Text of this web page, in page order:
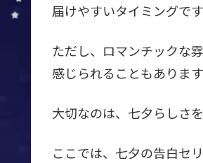
届けやすいタイミングです
ただし、ロマンチックな
感じられることもあります
大切なのは、七夕らしさ
ここでは、七夕の告白セ